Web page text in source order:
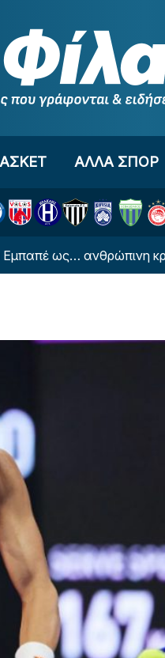
ΑΛΛΑ ΣΠΟΡ
ανθρώπινη